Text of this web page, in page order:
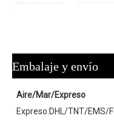
Embalaje y envío
Aire/Mar/Expreso
Expreso:DHL/TNT/EMS/